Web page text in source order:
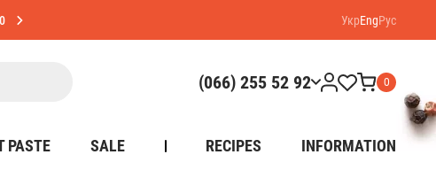
УкрEngРус
(066) 255 52 92 0
PASTE SALE RECIPES INFORMATION